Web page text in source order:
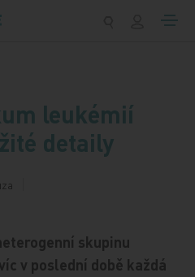
leukémií
detaily
skupinu
v poslední době každá